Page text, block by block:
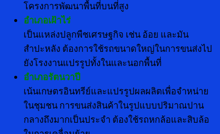
โครงการพัฒนาพื้นที่บนที่สูง
อำเภอเฝ้าไร่
เป็นแหล่งปลูกพืชเศรษฐกิจ เช่น อ้อย และมัน
สำปะหลัง ต้องการใช้รถขนาดใหญ่ในการขนส่งไป
ยังโรงงานแปรรูปทั้งในและนอกพื้นที่
อำเภอรัตนวาปี
เน้นเกษตรอินทรีย์และแปรรูปผลผลิตเพื่อจำหน่าย
ในชุมชน การขนส่งสินค้าในรูปแบบปริมาณปาน
กลางถึงมากเป็นประจำ ต้องใช้รถหกล้อและสิบล้อ